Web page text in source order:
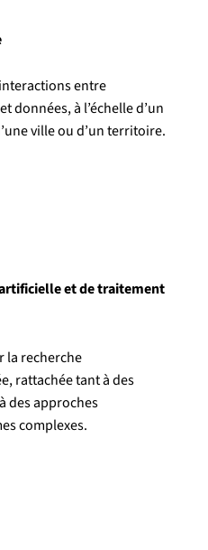
entre
données, à l’échelle d’un
ville ou d’un territoire.
et de traitement
la recherche
rattachée tant à des
des approches
complexes.